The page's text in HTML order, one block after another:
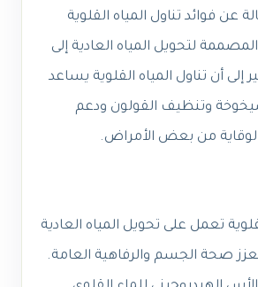
عن فوائد تناول المياه القلوية
لتحويل المياه العادية إلى
إلى أن تناول المياه القلوية يساعد
وتنظيف القولون ودعم
من بعض الأمراض.
تعمل على تحويل المياه العادية
صحة الجسم والرفاهية العامة.